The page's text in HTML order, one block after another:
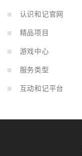
认识和记官网
精品项目
游戏中心
服务类型
互动和记平台